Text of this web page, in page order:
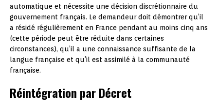
automatique et nécessite une décision discrétionnaire du
gouvernement français. Le demandeur doit démontrer qu’il
a résidé régulièrement en France pendant au moins cinq ans
(cette période peut être réduite dans certaines
circonstances), qu’il a une connaissance suffisante de la
langue française et qu’il est assimilé à la communauté
française.
Réintégration par Décret